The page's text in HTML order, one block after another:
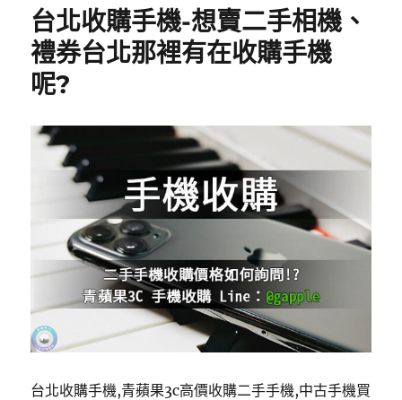
k
台北收購手機-想賣二手相機、
禮券台北那裡有在收購手機
呢?
台北收購手機,青蘋果3c高價收購二手手機,中古手機買